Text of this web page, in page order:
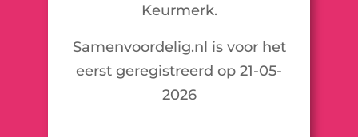
Keurmerk.
Samenvoordelig.nl is voor het
eerst geregistreerd op 21-05-
2026